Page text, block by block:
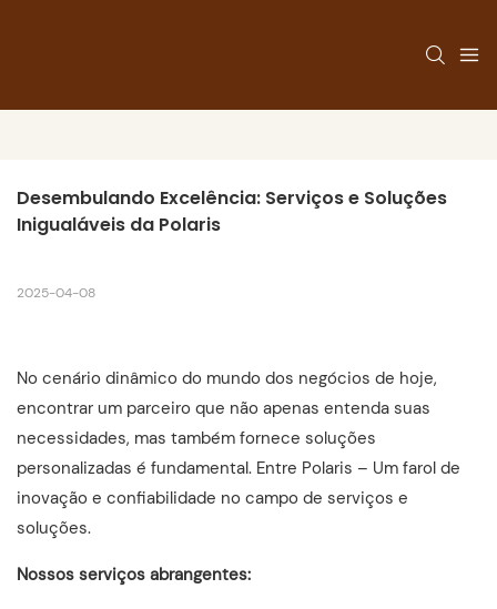
Desembulando Excelência: Serviços e Soluções
Inigualáveis ​​da Polaris
2025-04-08
No cenário dinâmico do mundo dos negócios de hoje,
encontrar um parceiro que não apenas entenda suas
necessidades, mas também fornece soluções
personalizadas é fundamental. Entre Polaris – Um farol de
inovação e confiabilidade no campo de serviços e
soluções.
Nossos serviços abrangentes: